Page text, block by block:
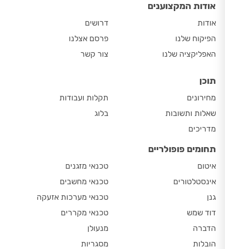
אודות המקצוענים
אודות
הפיקוח שלנו
האפליקציה שלנו
דרושים
פרסם אצלנו
צור קשר
תוכן
מחירונים
שאלות ותשובות
מדריכים
תקלות ועבודות
בלוג
תחומים פופולריים
איטום
אינסטלטורים
גנן
דוד שמש
הדברה
הובלות
טכנאי מזגנים
טכנאי מחשבים
טכנאי מערכות אזעקה
טכנאי מקררים
מנעולן
מסגריות